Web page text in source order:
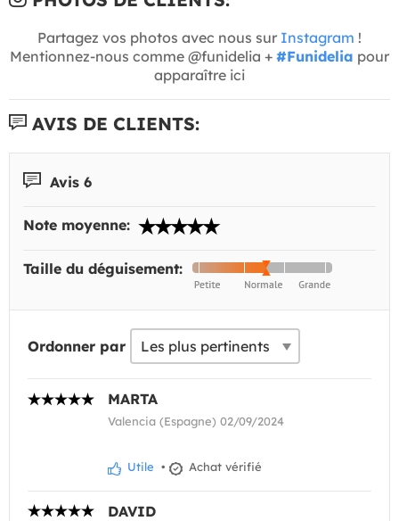
Partagez vos photos avec nous sur Instagram !
Mentionnez-nous comme @funidelia + #Funidelia pour
apparaître ici
AVIS DE CLIENTS:
Avis 6
Note moyenne:
Taille du déguisement:
Ordonner par
MARTA
Valencia (Espagne) 02/09/2024
Utile • Achat vérifié
DAVID